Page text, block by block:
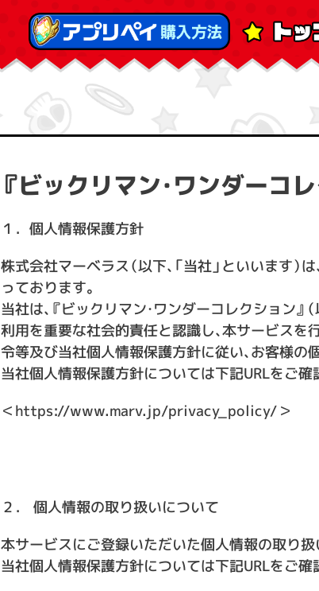
『ビックリマン・ワンダーコ
１．個人情報保護方針
株式会社マーベラス（以下、「当社」といいます
っております。
当社は、『ビックリマン・ワンダーコレクション
利用を重要な社会的責任と認識し、本サービスを
令等及び当社個人情報保護方針に従い、お客様
当社個人情報保護方針については下記URLをご確
＜https://www.marv.jp/privacy_policy/＞
２． 個人情報の取り扱いについて
本サービスにご登録いただいた個人情報の取り
当社個人情報保護方針については下記URLをご確